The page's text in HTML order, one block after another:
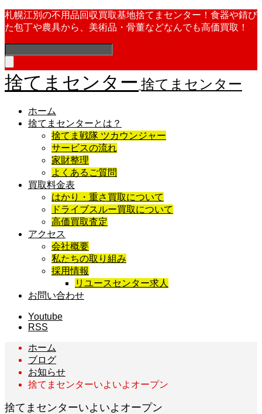
札幌江別の不用品回収買取基地捨てまセンター！食器や錆び
た包丁や農具から、美術品・骨董などなんでも高価買取！
捨てまセンター 捨てまセンター
ホーム
捨てまセンターとは？
捨てま戦隊 ツカウンジャー
サービスの流れ
家財整理
よくあるご質問
買取料金表
はかり・重さ買取について
ドライブスルー買取について
高価買取査定
アクセス
会社概要
私たちの取り組み
採用情報
リユースセンター求人
お問い合わせ
Youtube
RSS
ホーム
ブログ
お知らせ
捨てまセンターいよいよオープン
捨てまセンターいよいよオープン